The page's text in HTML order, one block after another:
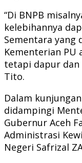
“Di BNPB
kelebihannya
Sementara yang
Kementerian PU
tetapi dapur dan
Tito.
Dalam
didampingi
Gubernur Aceh
Administrasi
Negeri Safrizal